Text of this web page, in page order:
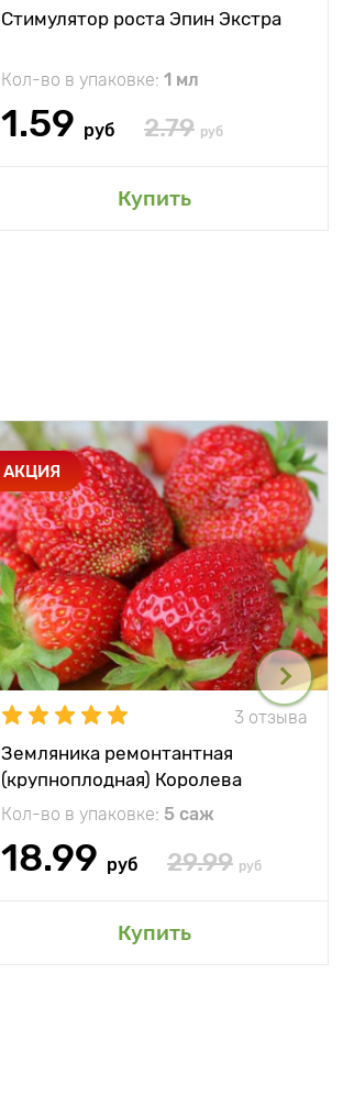
Стимулятор роста Эпин Экстра
Кол-во в упаковке: 1 мл
1.59 руб 2.79 руб
Купить
АКЦИЯ
3 отзыва
Земляника ремонтантная
(крупноплодная) Королева
Елизавета
Кол-во в упаковке: 5 саж
18.99 руб 29.99 руб
Купить